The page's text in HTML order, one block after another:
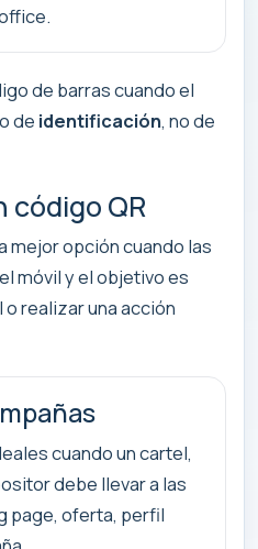
de barras cuando el
de identificación, no de
código QR
mejor opción cuando las
móvil y el objetivo es
realizar una acción
cuando un cartel,
debe llevar a las
page, oferta, perfil